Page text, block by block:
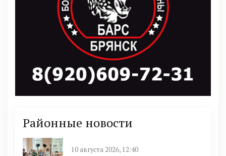
Районные новости
10 августа 2026, 12:40